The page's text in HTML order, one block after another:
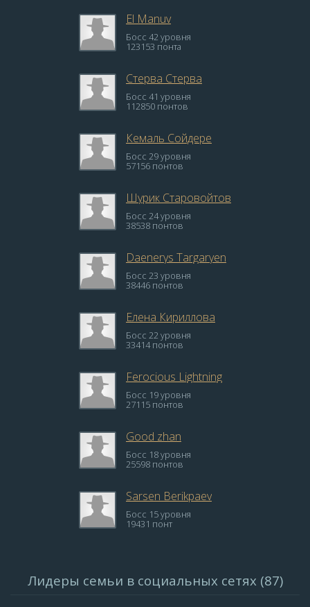
El Manuv
Босс 42 уровня
123153 понта
Стерва Стерва
Босс 41 уровня
112850 понтов
Кемаль Сойдере
Босс 29 уровня
57156 понтов
Шурик Старовойтов
Босс 24 уровня
38538 понтов
Daenerys Targaryen
Босс 23 уровня
38446 понтов
Елена Кириллова
Босс 22 уровня
33414 понтов
Ferocious Lightning
Босс 19 уровня
27115 понтов
Good zhan
Босс 18 уровня
25598 понтов
Sarsen Berikpaev
Босс 15 уровня
19431 понт
Лидеры семьи в социальных сетях (87)